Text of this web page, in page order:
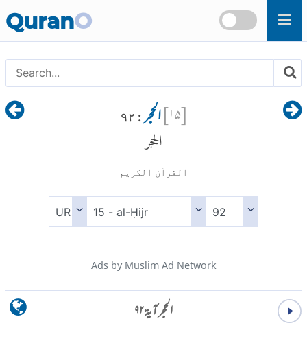
Skip to main content
QuranO
[۱۵]الحجر : ۹۲
الحجر
القرآن الكريم
Ads by Muslim Ad Network
الحجر آية ۹۲